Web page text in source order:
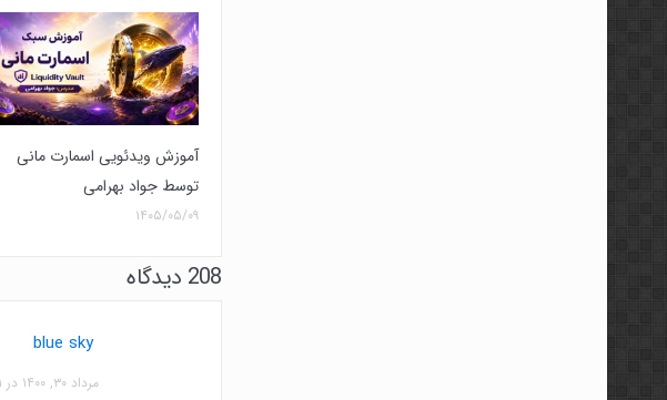
آموزش ویدئویی اسمارت مانی
توسط جواد بهرامی
۱۴۰۵/۰۵/۰۹
208 دیدگاه
blue sky
مرداد ۳۰, ۱۴۰۰ در ۱۴:۱۱